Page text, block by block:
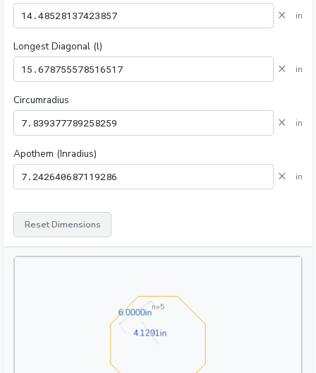
× in
Longest Diagonal (l)
× in
Circumradius
× in
Apothem (Inradius)
× in
Reset Dimensions
6.0000in6.0000in
4.1291in4.1291in
n=5